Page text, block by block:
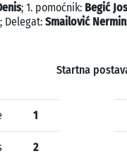
; 1. pomoćnik: Begić
; Delegat: Smailović Nermin
Startna
1
2